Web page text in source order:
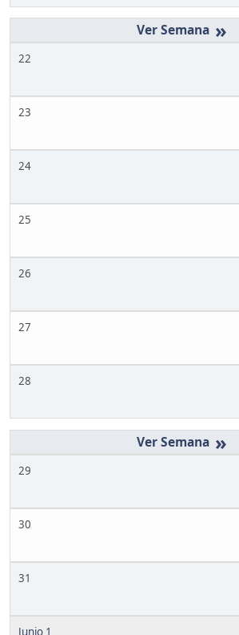
»
22
23
24
25
26
27
28
»
29
30
31
Junio 1